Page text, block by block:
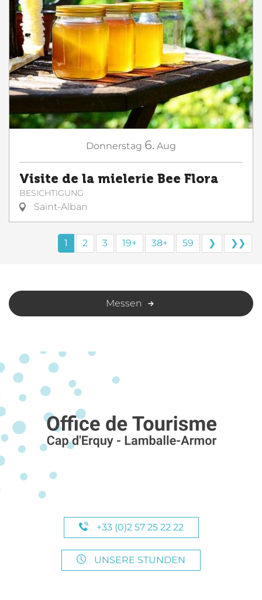
Donnerstag 6. Aug
Visite de la mielerie Bee Flora
BESICHTIGUNG
Saint-Alban
1 2 3 19+ 38+ 59 ❯ ❯❯
Messen
+33 (0)2 57 25 22 22
UNSERE STUNDEN